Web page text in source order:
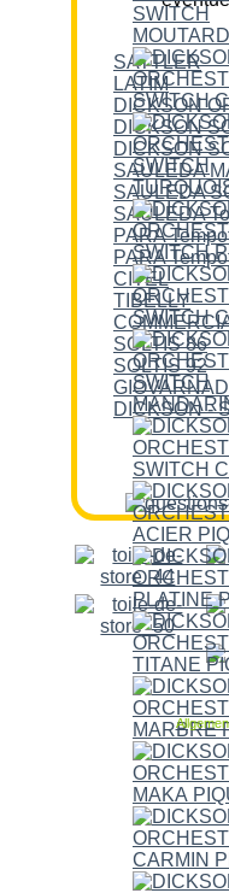
SATTLER
LATIM
DICKSON
DICKSON
DICKSON
SAULEDA
SAULEDA
SAULEDA
PARA
PARA
CITEL
TIBELLY
SOLTIS 86
SOLTIS 92
DICKSON -